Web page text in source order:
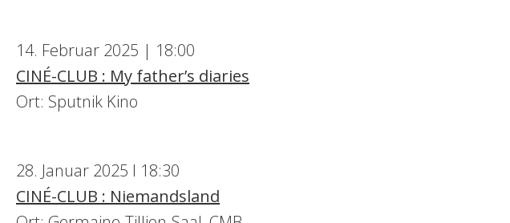
14. Februar 2025 | 18:00
CINÉ-CLUB : My father’s diaries
Ort: Sputnik Kino
28. Januar 2025 I 18:30
CINÉ-CLUB : Niemandsland